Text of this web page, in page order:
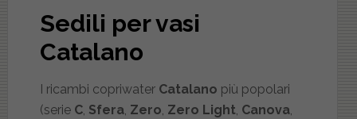
Sedili per vasi
Catalano
I ricambi copriwater Catalano più popolari
(serie C, Sfera, Zero, Zero Light, Canova,